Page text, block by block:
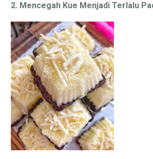
2. Mencegah Kue Menjadi Terlalu